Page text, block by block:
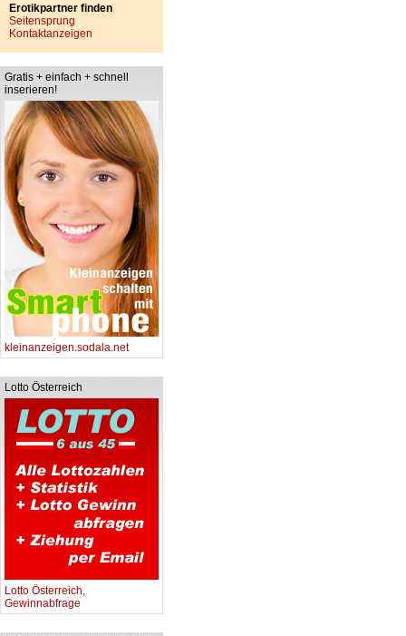
Erotikpartner finden
Seitensprung
Kontaktanzeigen
Gratis + einfach + schnell
inserieren!
kleinanzeigen.sodala.net
Lotto Österreich
Lotto Österreich,
Gewinnabfrage